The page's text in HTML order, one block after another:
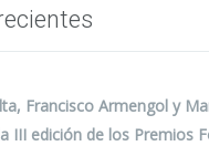
Francisco Armengol y
III edición de los Premios